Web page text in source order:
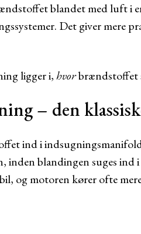
blandet med luft i
Det giver mere
ligger i,hvorbrændstoffet
– den
ind i
blandingen suges ind
og motoren kører ofte